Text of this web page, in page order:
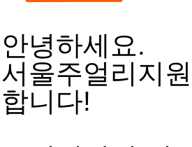
리
라
이
브
러
리
안녕하세요.
서울주얼리지
합니다!